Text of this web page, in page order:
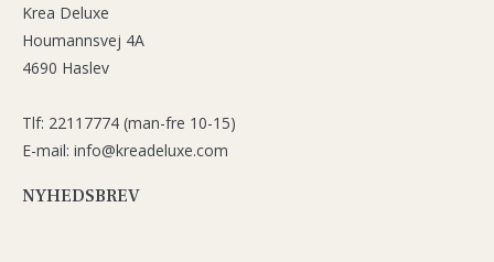
Krea Deluxe
Houmannsvej 4A
4690 Haslev
Tlf: 22117774 (man-fre 10-15)
E-mail: info@kreadeluxe.com
NYHEDSBREV